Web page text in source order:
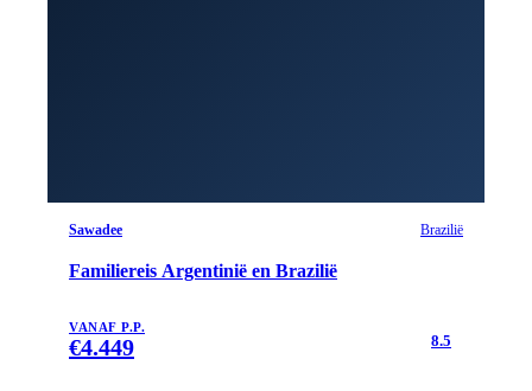
Sawadee Brazilië
Familiereis Argentinië en Brazilië
VANAF P.P.
€4.449 8.5